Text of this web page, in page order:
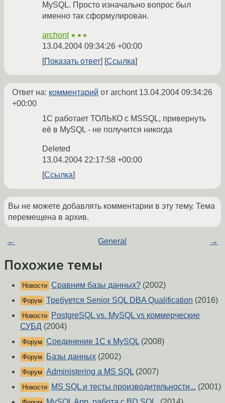
MySQL. Просто изначально вопрос был
именно так сформулирован.
archont ★★★
13.04.2004 09:34:26 +00:00
Показать ответ
Ссылка
Ответ на: комментарий от archont 13.04.2004 09:34:26
+00:00
1С работает ТОЛЬКО с MSSQL, привернуть
её в MySQL - не получится никогда
Deleted
13.04.2004 22:17:58 +00:00
Ссылка
Вы не можете добавлять комментарии в эту тему. Тема
перемещена в архив.
← General →
Похожие темы
Новости Сравним базы данных? (2002)
Форум Требуется Senior SQL DBA Qualification (2016)
Новости
PostgreSQL vs. MySQL vs коммерческие
СУБД (2004)
Форум Соединение 1С к MySQL (2008)
Форум Базы данных (2002)
Форум Administering a MS SQL (2007)
Новости MS SQL и тесты производительности... (2001)